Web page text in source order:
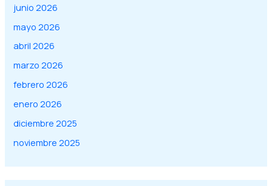
junio 2026
mayo 2026
abril 2026
marzo 2026
febrero 2026
enero 2026
diciembre 2025
noviembre 2025